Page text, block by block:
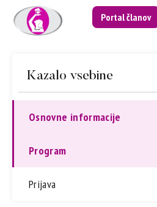
Portal članov
Kazalo vsebine
Osnovne informacije
Program
Prijava